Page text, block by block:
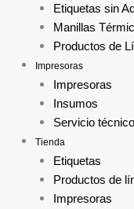
Etiquetas sin
Manillas
Productos de
Impresoras
Impresoras
Insumos
Servicio técnico
Tienda
Etiquetas
Productos de
Impresoras